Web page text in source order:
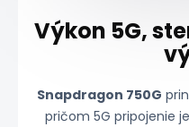
Výkon 5G,
Snapdragon 750G
pričom 5G pripojenie